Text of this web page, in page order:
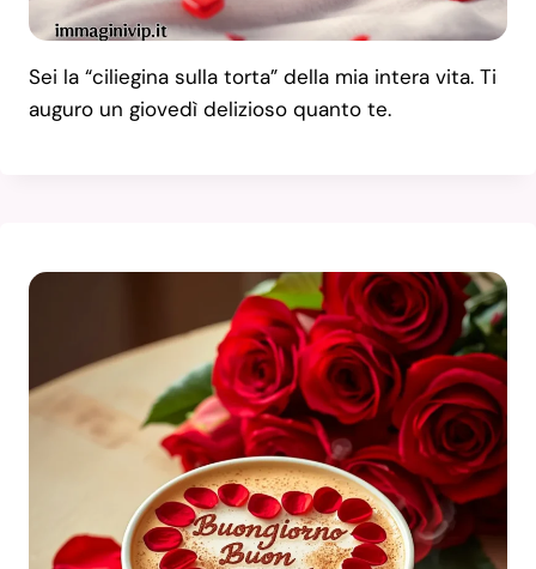
Sei la “ciliegina sulla torta” della mia intera vita. Ti
auguro un giovedì delizioso quanto te.